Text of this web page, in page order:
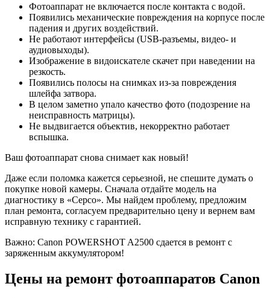
Фотоаппарат не включается после контакта с водой.
Появились механические повреждения на корпусе после
падения и других воздействий.
Не работают интерфейсы (USB-разъемы, видео- и
аудиовыходы).
Изображение в видоискателе скачет при наведении на
резкость.
Появились полосы на снимках из-за повреждения
шлейфа затвора.
В целом заметно упало качество фото (подозрение на
неисправность матрицы).
Не выдвигается объектив, некорректно работает
вспышка.
Ваш фотоаппарат снова снимает как новый!
Даже если поломка кажется серьезной, не спешите думать о
покупке новой камеры. Сначала отдайте модель на
диагностику в «Серсо». Мы найдем проблему, предложим
план ремонта, согласуем предварительно цену и вернем вам
исправную технику с гарантией.
Важно: Canon POWERSHOT A2500 сдается в ремонт с
заряженным аккумулятором!
Цены на ремонт фотоаппаратов Canon